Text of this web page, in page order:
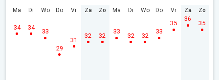
Ma
34
Di
34
Wo
33
Do
29
Vr
31
Za
32
Zo
32
Ma
33
Di
32
Wo
32
Do
33
Vr
35
Za
36
Zo
35